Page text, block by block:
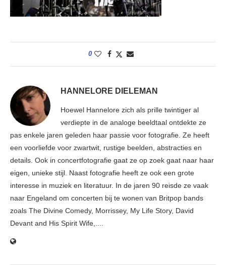
0
HANNELORE DIELEMAN
Hoewel Hannelore zich als prille twintiger al
verdiepte in de analoge beeldtaal ontdekte ze
pas enkele jaren geleden haar passie voor fotografie. Ze heeft
een voorliefde voor zwartwit, rustige beelden, abstracties en
details. Ook in concertfotografie gaat ze op zoek gaat naar haar
eigen, unieke stijl. Naast fotografie heeft ze ook een grote
interesse in muziek en literatuur. In de jaren 90 reisde ze vaak
naar Engeland om concerten bij te wonen van Britpop bands
zoals The Divine Comedy, Morrissey, My Life Story, David
Devant and His Spirit Wife,....